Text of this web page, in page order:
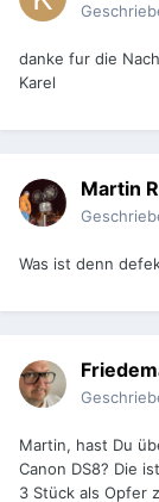
danke fur die
Karel
Martin
Was ist denn
Martin, hast Du
Canon DS8? Die
3 Stück als Opfer